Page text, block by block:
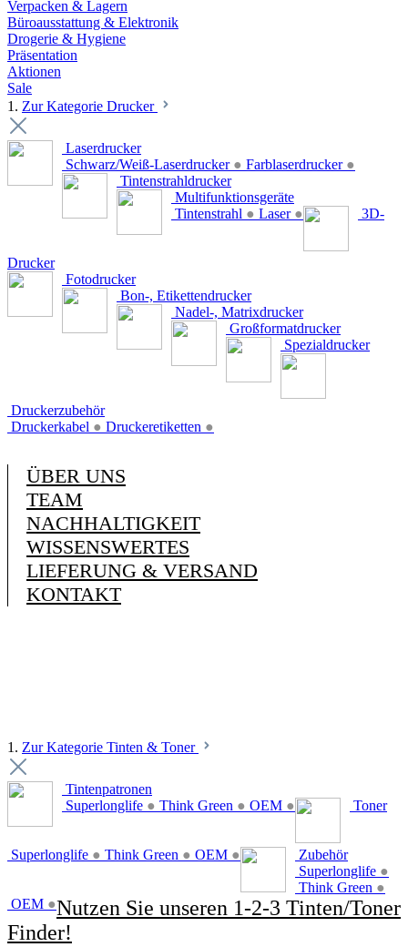
Verpacken & Lagern
Büroausstattung & Elektronik
Drogerie & Hygiene
Präsentation
Aktionen
Sale
1. Zur Kategorie Drucker
Laserdrucker
Schwarz/Weiß-Laserdrucker ● Farblaserdrucker ●
Tintenstrahldrucker
Multifunktionsgeräte
Tintenstrahl ● Laser ● 3D-
Drucker
Fotodrucker
Bon-, Etikettendrucker
Nadel-, Matrixdrucker
Großformatdrucker
Spezialdrucker
Druckerzubehör
Druckerkabel ● Druckeretiketten ●
ÜBER UNS
TEAM
NACHHALTIGKEIT
WISSENSWERTES
LIEFERUNG & VERSAND
KONTAKT
1. Zur Kategorie Tinten & Toner
Tintenpatronen
Superlonglife ● Think Green ● OEM ● Toner
Superlonglife ● Think Green ● OEM ●
Zubehör
Superlonglife ●
Think Green ●
OEM ●Nutzen Sie unseren 1-2-3 Tinten/Toner
Finder!